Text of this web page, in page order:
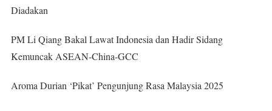
Diadakan
PM Li Qiang Bakal Lawat Indonesia dan Hadir Sidang
Kemuncak ASEAN-China-GCC
Aroma Durian ‘Pikat’ Pengunjung Rasa Malaysia 2025